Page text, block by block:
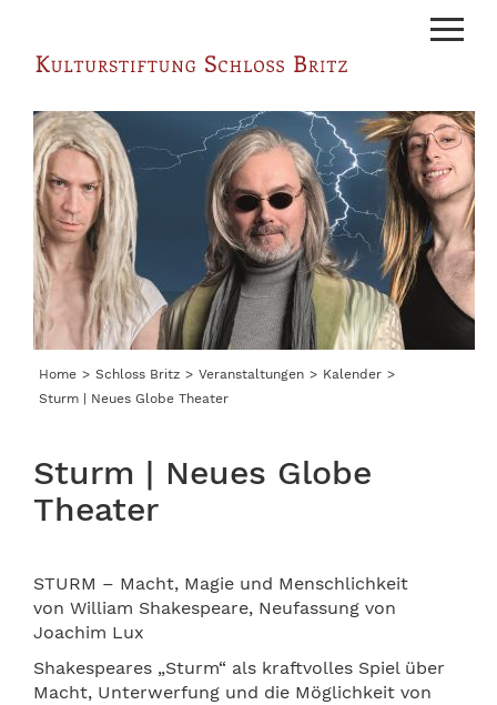
Menu
Home Schloss Britz Veranstaltungen
Kalender
Sturm | Neues Globe Theater
Sturm | Neues Globe
Theater
STURM – Macht, Magie und Menschlichkeit
von William Shakespeare, Neufassung von
Joachim Lux
Shakespeares „Sturm“ als kraftvolles Spiel über
Macht, Unterwerfung und die Möglichkeit von